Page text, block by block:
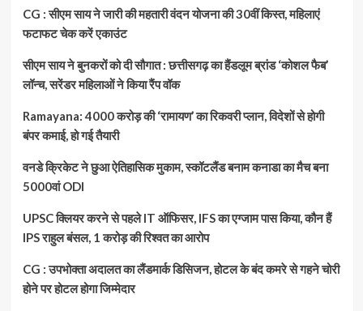
CG : सीएम साय ने जारी की महतारी वंदन योजना की 30वीं किस्त, महिलाएं
फटाफट चेक करें एकाउंट
सीएम साय ने बुनकरों को दी सौगात : छत्तीसगढ़ का हैंडलूम ब्रांड ‘कोशल फैब’
लॉन्च, सरेंडर महिलाओं ने किया रैंप वॉक
Ramayana: 4000 करोड़ की ‘रामायण’ का रिकवरी प्लान, विदेशों से होगी
बंपर कमाई, हो गई तैयारी
वनडे क्रिकेट ने छुआ ऐतिहासिक मुकाम, स्कॉटलैंड बनाम कनाडा का मैच बना
5000वां ODI
UPSC क्लियर करने से पहले IT ऑफिसर, IFS का एग्जाम पास किया, कौन हैं
IPS राहुल बंसल, 1 करोड़ की रिश्वत का आरोप
CG : उपभोक्ता अदालत का लैंडमार्क डिसिजन, होटल के बंद कमरे से गहने चोरी
होने पर होटल होगा जिम्मेदार